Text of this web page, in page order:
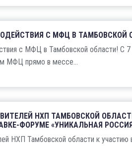
С МФЦ В ТАМБОВСКОЙ
с МФЦ в Тамбовской области! С
МФЦ прямо в мессе...
НХП ТАМБОВСКОЙ
ФОРУМЕ «УНИКАЛЬНАЯ
НХП Тамбовской области к